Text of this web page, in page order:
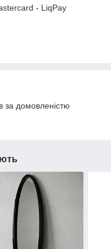
- LiqPay
за домовленістю